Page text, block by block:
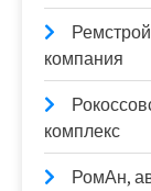
компания
комплекс
РомАн,